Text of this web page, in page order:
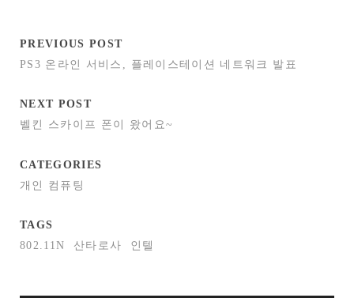
PREVIOUS POST
PS3 온라인 서비스, 플레이스테이션 네트워크 발표
NEXT POST
벨킨 스카이프 폰이 왔어요~
CATEGORIES
개인 컴퓨팅
TAGS
802.11N
산타로사 인텔